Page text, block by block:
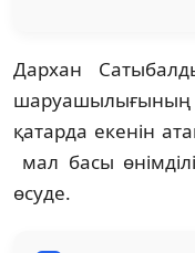
Дархан
қатарда екенін
мал басы
өсуде.